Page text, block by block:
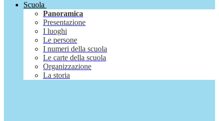
Scuola
Panoramica
Presentazione
I luoghi
Le persone
I numeri della scuola
Le carte della scuola
Organizzazione
La storia